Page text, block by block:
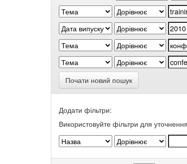
Почати новий пошук
Додати фільтри:
Використовуйте фільтри для